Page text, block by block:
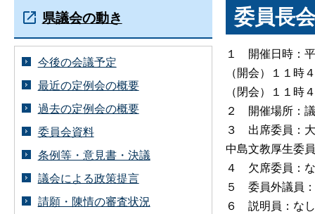
委員長
１ 開催日時：
（開会）１１時
（閉会）１１時
２ 開催場所：
３ 出席委員：
中島文教厚生委
４ 欠席委員：
５ 委員外議員
６ 説明員：なし
県議会の動き
今後の会議予定
最近の定例会の概要
過去の定例会の概要
委員会資料
条例等・意見書・決議
議会による政策提言
請願・陳情の審査状況